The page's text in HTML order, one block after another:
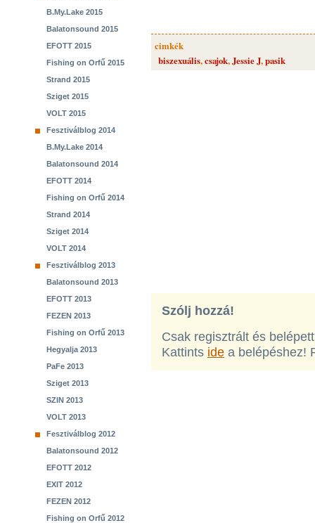
B.My.Lake 2015
Balatonsound 2015
EFOTT 2015
Fishing on Orfű 2015
Strand 2015
Sziget 2015
VOLT 2015
Fesztiválblog 2014
B.My.Lake 2014
Balatonsound 2014
EFOTT 2014
Fishing on Orfű 2014
Strand 2014
Sziget 2014
VOLT 2014
Fesztiválblog 2013
Balatonsound 2013
EFOTT 2013
FEZEN 2013
Fishing on Orfű 2013
Hegyalja 2013
PaFe 2013
Sziget 2013
SZIN 2013
VOLT 2013
Fesztiválblog 2012
Balatonsound 2012
EFOTT 2012
EXIT 2012
FEZEN 2012
Fishing on Orfű 2012
cimkék
biszexuális,csajok,Jessie J,pasik
Szólj hozzá!
Csak regisztrált és
Kattints ide a belépéshez!